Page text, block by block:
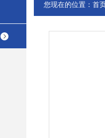
您现在的位置： 首